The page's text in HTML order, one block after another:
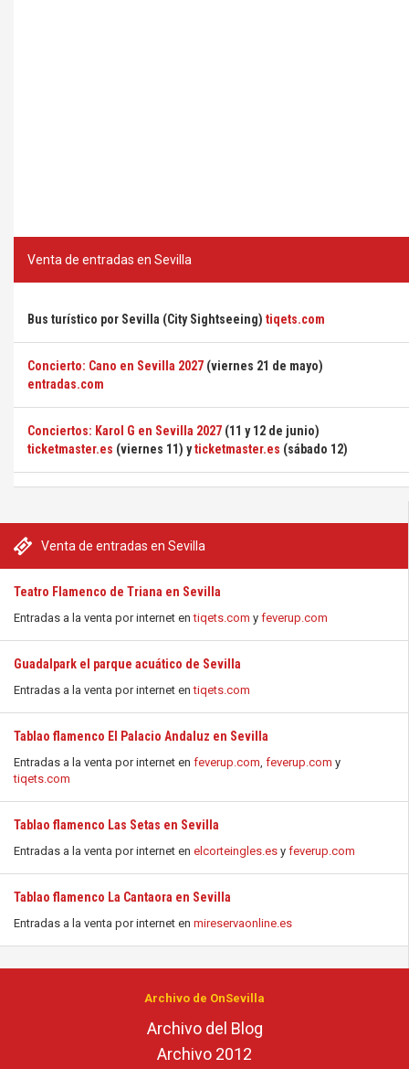
Venta de entradas en Sevilla
Teatro Flamenco de Triana en Sevilla
Entradas a la venta por internet entiqets.com y feverup.com
Guadalpark el parque acuático de Sevilla
Entradas a la venta por internet entiqets.com
Tablao flamenco El Palacio Andaluz en Sevilla
Entradas a la venta por internet en feverup.com, feverup.com y
tiqets.com
Tablao flamenco Las Setas en Sevilla
Entradas a la venta por internet en elcorteingles.es y feverup.com
Tablao flamenco La Cantaora en Sevilla
Entradas a la venta por internet en mireservaonline.es
Venta de entradas en Sevilla
Bus turístico por Sevilla (City Sightseeing) tiqets.com
Concierto: Cano en Sevilla 2027 (viernes 21 de mayo)
entradas.com
Conciertos: Karol G en Sevilla 2027 (11 y 12 de junio)
ticketmaster.es (viernes 11) yticketmaster.es (sábado 12)
Archivo de OnSevilla
Archivo del Blog
Archivo 2012